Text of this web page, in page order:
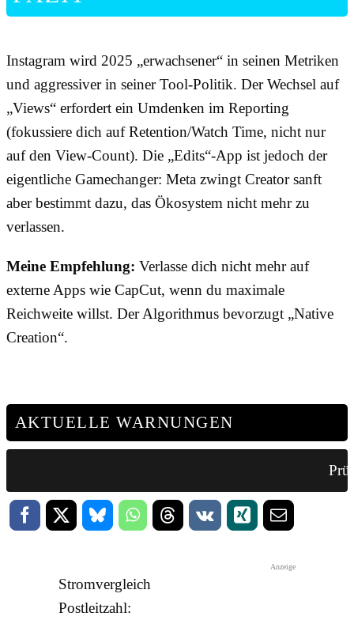
Instagram wird 2025 „erwachsener“ in seinen Metriken
und aggressiver in seiner Tool-Politik. Der Wechsel auf
„Views“ erfordert ein Umdenken im Reporting
(fokussiere dich auf Retention/Watch Time, nicht nur
auf den View-Count). Die „Edits“-App ist jedoch der
eigentliche Gamechanger: Meta zwingt Creator sanft
aber bestimmt dazu, das Ökosystem nicht mehr zu
verlassen.
Meine Empfehlung: Verlasse dich nicht mehr auf
externe Apps wie CapCut, wenn du maximale
Reichweite willst. Der Algorithmus bevorzugt „Native
Creation“.
AKTUELLE WARNUNGEN
Anzeige
Stromvergleich
Postleitzahl: